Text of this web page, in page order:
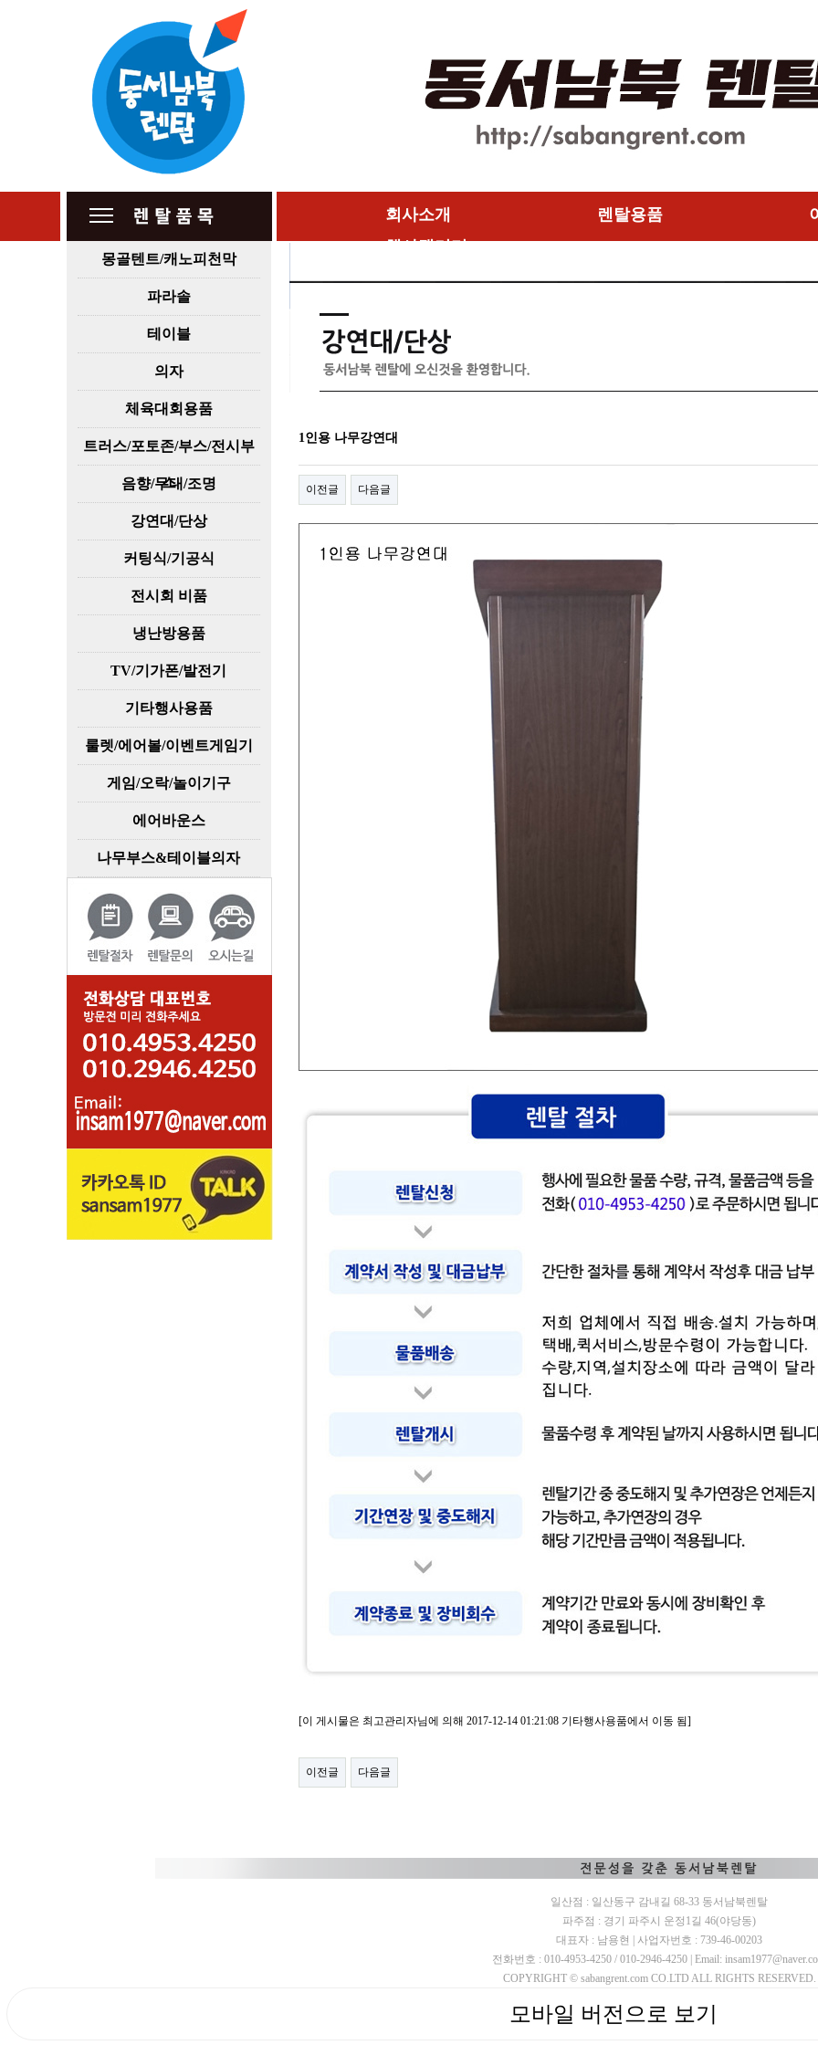
몽골텐트/캐노피천막
파라솔
테이블
의자
체육대회용품
트러스/포토존/부스/전시부
스
음향/무대/조명
강연대/단상
커팅식/기공식
전시회 비품
냉난방용품
TV/기가폰/발전기
기타행사용품
룰렛/에어볼/이벤트게임기
게임/오락/놀이기구
에어바운스
나무부스&테이블의자
회사소개 렌탈용품
행사갤러리
1인용 나무강연대
이전글 다음글
[이 게시물은 최고관리자님에 의해 2017-12-14 01:21:08 기타행사용품에서 이동 됨]
이전글 다음글
일산점 : 일산동구 감내길 68-33 동서남북렌탈
파주점 : 경기 파주시 운정1길 46(야당동)
대표자 : 남용현 | 사업자번호 : 739-46-00203
전화번호 : 010-4953-4250 / 010-2946-4250 | Email:
COPYRIGHT © sabangrent.com CO.LTD ALL RIGHTS RESERVED.
모바일 버전으로 보기